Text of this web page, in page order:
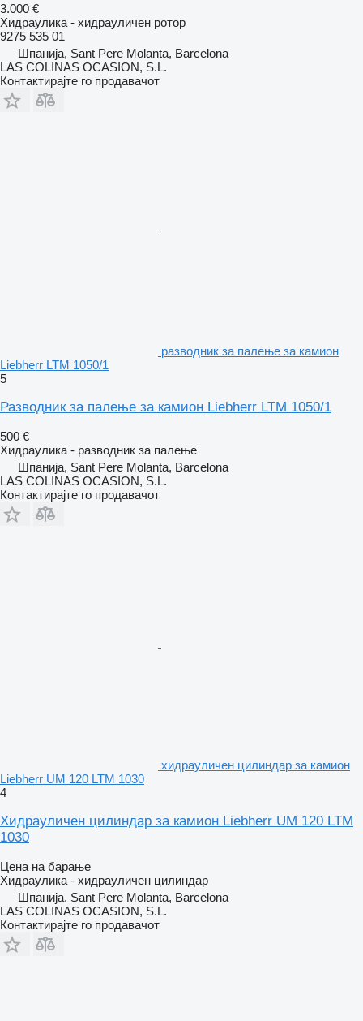
3.000 €
Хидраулика - хидрауличен ротор
9275 535 01
Шпанија, Sant Pere Molanta, Barcelona
LAS COLINAS OCASION, S.L.
Контактирајте го продавачот
разводник за палење за камион
Liebherr LTM 1050/1
5
Разводник за палење за камион Liebherr LTM 1050/1
500 €
Хидраулика - разводник за палење
Шпанија, Sant Pere Molanta, Barcelona
LAS COLINAS OCASION, S.L.
Контактирајте го продавачот
хидрауличен цилиндар за камион
Liebherr UM 120 LTM 1030
4
Хидрауличен цилиндар за камион Liebherr UM 120 LTM
1030
Цена на барање
Хидраулика - хидрауличен цилиндар
Шпанија, Sant Pere Molanta, Barcelona
LAS COLINAS OCASION, S.L.
Контактирајте го продавачот